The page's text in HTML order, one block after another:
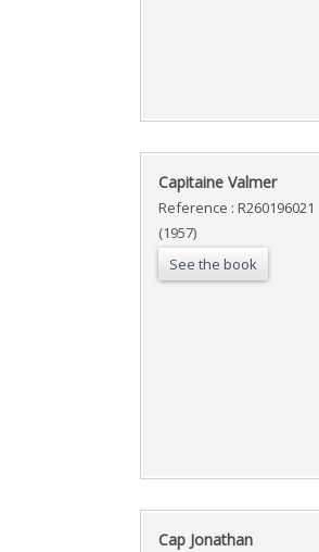
‎Capitaine Valmer‎
Reference : R260196021
(1957)
See the book
‎Cap Jonathan‎